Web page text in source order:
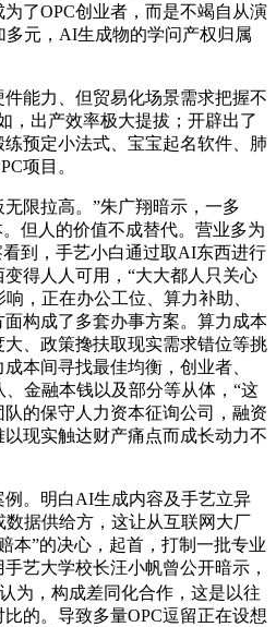
了OPC创业者，而是不竭自从演
元，AI生成物的学问产权归属
能力、但贸易化场景需求把握不
，出产效率极大提拔；开辟出了
预定小法式、宝宝起名软件、肺
项目。
限拉高。”朱广翔暗示，一多
但人的价值不成替代。营业多为
到，手艺小白通过取AI东西进行
得人人可用，“大大都人只关心
，正在办公工位、算力补助、
构成了多套办事方案。算力成本
、政策搀扶取现实需求错位等挑
本间寻找最佳均衡，创业者、
金融本钱以及部分等从体，“这
的保守人力资本征询公司，融资
现实触达财产痛点而成长动力不
。明白AI生成内容及手艺立异
据供给方，这让从互联网大厂
本”的决心，起首，打制一批专业
艺大学校长汪小帆曾公开暗示，
为，构成差同化合作，这是以往
的。导致多量OPC逗留正在设想